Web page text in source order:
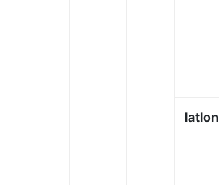
latlon